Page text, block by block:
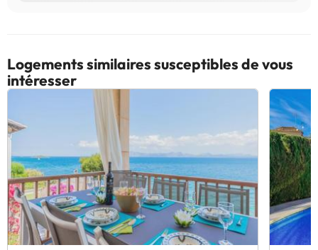
Logements similaires susceptibles de vous
intéresser